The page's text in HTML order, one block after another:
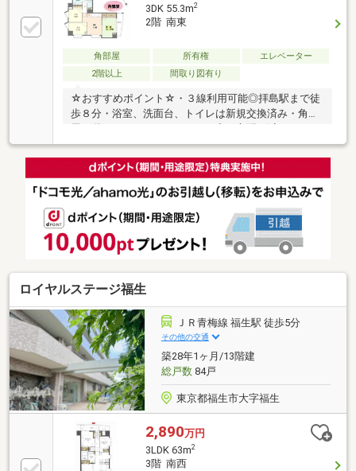
3DK 55.3m2
2階 南東
角部屋 所有権
エレベーター
2階以上
間取り図有り
☆おすすめポイント☆・３線利用可能◎拝島駅まで徒
歩８分・浴室、洗面台、トイレは新規交換済み・角部
◎・オートロックで安心・非対面で受け取れる宅配ボ
ックス・おしゃれなアクセントクロスで他とは違う空
間を楽しめる♪＼【アトリエ響は人気ブランドReFaの
製品を正規ルートでお取り扱いしています】／ご成約
の製品をプレゼントしております(種類有)ご連絡お待
ちしております♪
ロイヤルステージ福生
ＪＲ青梅線 福生駅 徒歩5分
その他の交通
築28年1ヶ月/13階建
総戸数84戸
東京都福生市大字福生
2,890万円
3LDK 63m2
3階 南西